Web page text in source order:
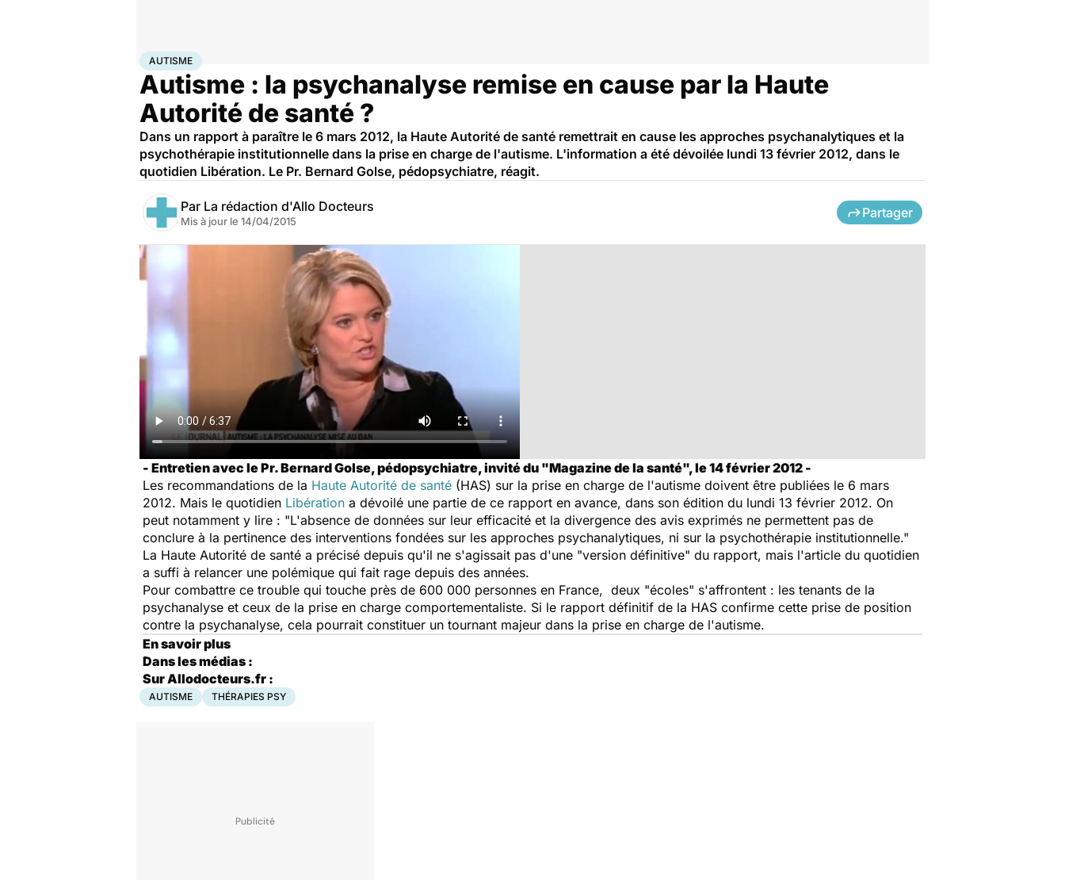
AccueilSanté Autisme
AUTISME
Autisme : la psychanalyse remise en cause par la Haute
Autorité de santé ?
Dans un rapport à paraître le 6 mars 2012, la Haute Autorité de santé remettrait en cause les approches psychanalytiques et la
psychothérapie institutionnelle dans la prise en charge de l'autisme. L'information a été dévoilée lundi 13 février 2012, dans le
quotidien Libération. Le Pr. Bernard Golse, pédopsychiatre, réagit.
Par La rédaction d'Allo Docteurs
Mis à jour le 14/04/2015
Partager
- Entretien avec le Pr. Bernard Golse, pédopsychiatre, invité du "Magazine de la santé", le 14 février 2012 -
Les recommandations de la Haute Autorité de santé (HAS) sur la prise en charge de l'autisme doivent être publiées le 6 mars
2012. Mais le quotidien Libération a dévoilé une partie de ce rapport en avance, dans son édition du lundi 13 février 2012. On
peut notamment y lire : "L'absence de données sur leur efficacité et la divergence des avis exprimés ne permettent pas de
conclure à la pertinence des interventions fondées sur les approches psychanalytiques, ni sur la psychothérapie institutionnelle."
La Haute Autorité de santé a précisé depuis qu'il ne s'agissait pas d'une "version définitive" du rapport, mais l'article du quotidien
a suffi à relancer une polémique qui fait rage depuis des années.
Pour combattre ce trouble qui touche près de 600 000 personnes en France, deux "écoles" s'affrontent : les tenants de la
psychanalyse et ceux de la prise en charge comportementaliste. Si le rapport définitif de la HAS confirme cette prise de position
contre la psychanalyse, cela pourrait constituer un tournant majeur dans la prise en charge de l'autisme.
En savoir plus
Dans les médias :
Sur Allodocteurs.fr :
AUTISME THÉRAPIES PSY